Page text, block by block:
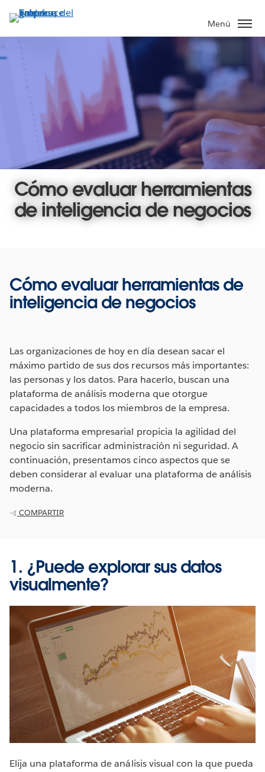
contenido
Menú
Cómo evaluar herramientas
de inteligencia de negocios
Cómo evaluar herramientas de
inteligencia de negocios
Las organizaciones de hoy en día desean sacar el
máximo partido de sus dos recursos más importantes:
las personas y los datos. Para hacerlo, buscan una
plataforma de análisis moderna que otorgue
capacidades a todos los miembros de la empresa.
Una plataforma empresarial propicia la agilidad del
negocio sin sacrificar administración ni seguridad. A
continuación, presentamos cinco aspectos que se
deben considerar al evaluar una plataforma de análisis
moderna.
COMPARTIR
1. ¿Puede explorar sus datos
visualmente?
Elija una plataforma de análisis visual con la que pueda